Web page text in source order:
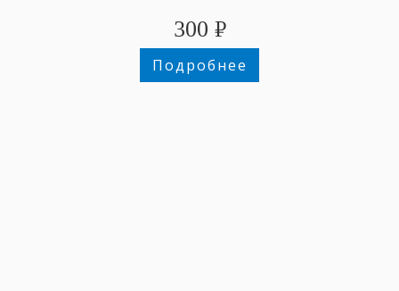
300 ₽
Подробнее